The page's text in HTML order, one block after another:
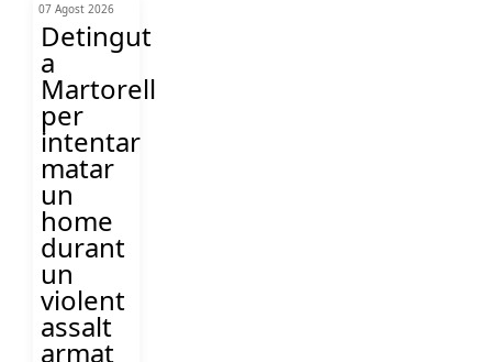
07 Agost 2026
Detingut
a
Martorell
per
intentar
matar
un
home
durant
un
violent
assalt
armat